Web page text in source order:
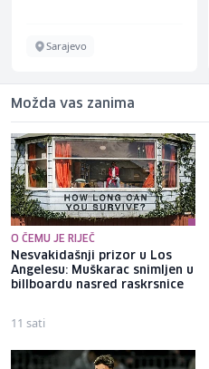
Sarajevo
Možda vas zanima
O ČEMU JE RIJEČ
Nesvakidašnji prizor u Los
Angelesu: Muškarac snimljen u
billboardu nasred raskrsnice
11 sati